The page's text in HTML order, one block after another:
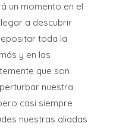
un momento en el
a descubrir
toda la
y en las
que son
nuestra
casi siempre
nuestras aliadas